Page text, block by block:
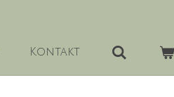
Kontakt